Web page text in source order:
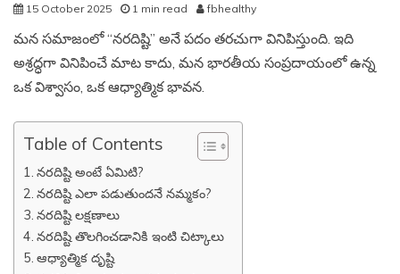
15 October 2025 1 min read fbhealthy
మన సమాజంలో “నరదిష్టి” అనే పదం తరచుగా వినిపిస్తుంది. ఇది
అశ్రద్ధగా వినిపించే మాట కాదు, మన భారతీయ సంప్రదాయంలో ఉన్న
ఒక విశ్వాసం, ఒక ఆధ్యాత్మిక భావన.
Table of Contents
నరదిష్టి అంటే ఏమిటి?
నరదిష్టి ఎలా పడుతుందనే నమ్మకం?
నరదిష్టి లక్షణాలు
నరదిష్టి తొలగించడానికి ఇంటి చిట్కాలు
ఆధ్యాత్మిక దృష్టి